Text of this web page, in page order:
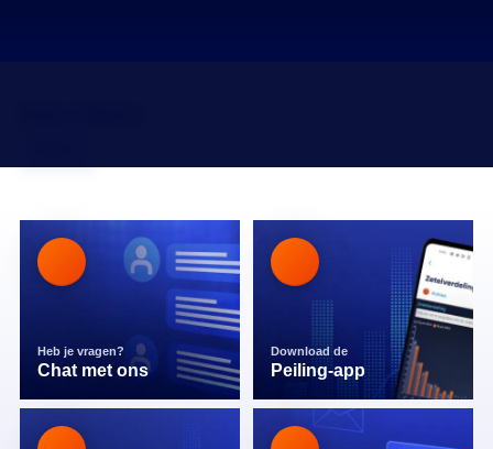
Heb je vragen?
Chat met ons
Download de
Peiling-app